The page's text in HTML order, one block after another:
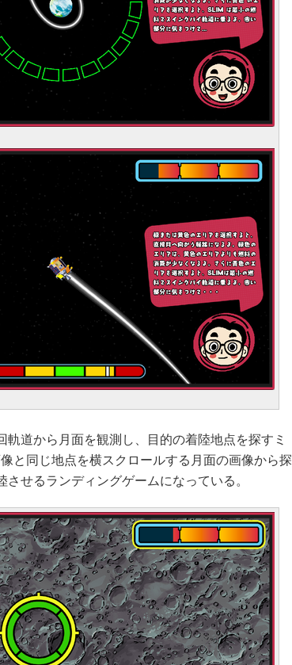
道から月面を観測し、目的の着陸地点を探すミ
と同じ地点を横スクロールする月面の画像から探
せるランディングゲームになっている。